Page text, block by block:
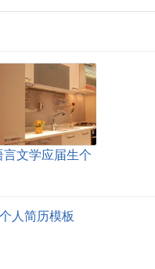
言文学应届生个
人简历模板